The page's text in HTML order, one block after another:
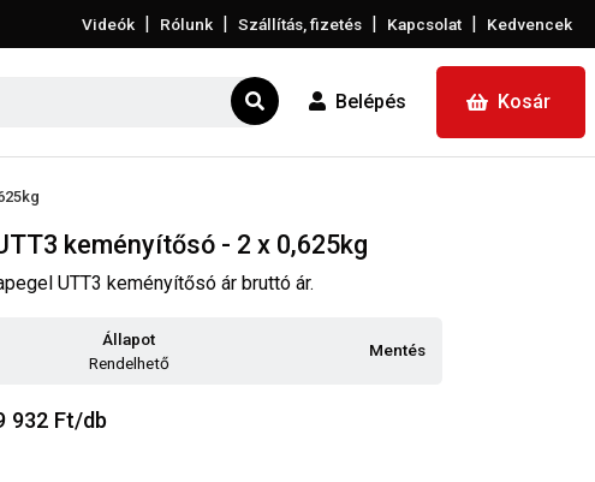
Videók | Rólunk | Szállítás, fizetés | Kapcsolat | Kedvencek
Belépés Kosár
keményítősó - 2 x 0,625kg
UTT3 keményítősó ár bruttó ár.
Állapot
Rendelhető
Mentés
932 Ft/db